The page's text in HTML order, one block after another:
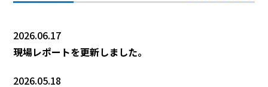
2026.06.17
現場レポートを更新しました。
2026.05.18